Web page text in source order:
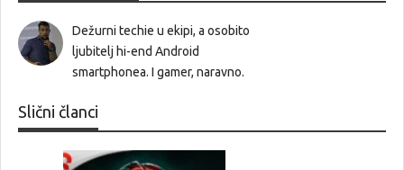
Dežurni techie u ekipi, a osobito
ljubitelj hi-end Android
smartphonea. I gamer, naravno.
Slični članci